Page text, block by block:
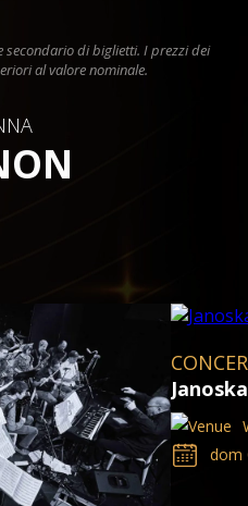
di biglietti. I prezzi dei
al valore nominale.
dom